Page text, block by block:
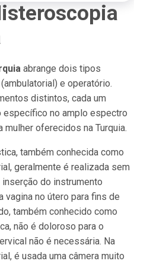
abrange dois tipos
e operatório.
distintos, cada um
específico no amplo espectro
oferecidos na Turquia.
também conhecida como
geralmente é realizada sem
do instrumento
vagina no útero para fins de
também conhecido como
não é doloroso para o
não é necessária. Na
é usada uma câmera muito